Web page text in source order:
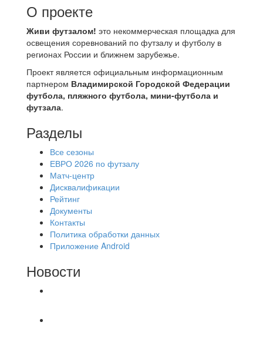
О проекте
Живи футзалом! это некоммерческая площадка для
освещения соревнований по футзалу и футболу в
регионах России и ближнем зарубежье.
Проект является официальным информационным
партнером Владимирской Городской Федерации
футбола, пляжного футбола, мини-футбола и
футзала.
Разделы
Все сезоны
ЕВРО 2026 по футзалу
Матч-центр
Дисквалификации
Рейтинг
Документы
Контакты
Политика обработки данных
Приложение Android
Новости